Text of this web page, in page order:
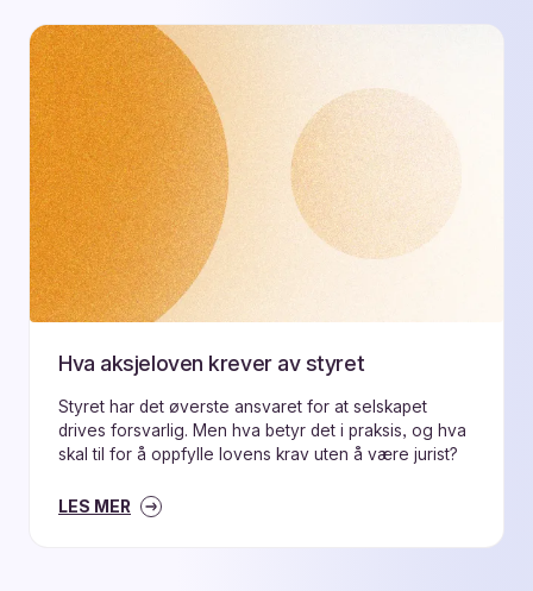
Hva aksjeloven krever av styret
Styret har det øverste ansvaret for at selskapet
drives forsvarlig. Men hva betyr det i praksis, og hva
skal til for å oppfylle lovens krav uten å være jurist?
LES MER